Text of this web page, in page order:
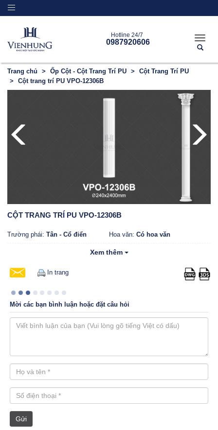
Toggle
Hotline 24/7
0987920606
Toggle
Trang chủ Ốp Cột - Cột Trang Trí PU
Cột Trang Trí PU
Cột trang trí PU VPO-12306B
CỘT TRANG TRÍ PU VPO-12306B
Trường phái: Tân - Cổ điển Hoa văn: Có hoa văn
Kích thước:
Phân khúc:Phổ thông
Xem thêm
In trang
Mời các bạn bình luận hoặc đặt câu hỏi
Gửi